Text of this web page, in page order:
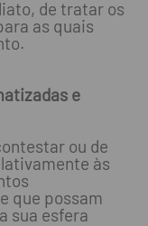
de tratar os
as quais
e
ou de
às
que possam
sua esfera